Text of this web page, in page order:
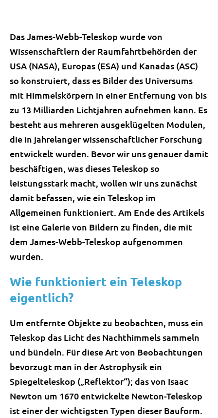
Das James-Webb-Teleskop wurde von
Wissenschaftlern der Raumfahrtbehörden der
USA (NASA), Europas (ESA) und Kanadas (ASC)
so konstruiert, dass es Bilder des Universums
mit Himmelskörpern in einer Entfernung von bis
zu 13 Milliarden Lichtjahren aufnehmen kann. Es
besteht aus mehreren ausgeklügelten Modulen,
die in jahrelanger wissenschaftlicher Forschung
entwickelt wurden. Bevor wir uns genauer damit
beschäftigen, was dieses Teleskop so
leistungsstark macht, wollen wir uns zunächst
damit befassen, wie ein Teleskop im
Allgemeinen funktioniert. Am Ende des Artikels
ist eine Galerie von Bildern zu finden, die mit
dem James-Webb-Teleskop aufgenommen
wurden.
Wie funktioniert ein Teleskop
eigentlich?
Um entfernte Objekte zu beobachten, muss ein
Teleskop das Licht des Nachthimmels sammeln
und bündeln. Für diese Art von Beobachtungen
bevorzugt man in der Astrophysik ein
Spiegelteleskop („Reflektor“); das von Isaac
Newton um 1670 entwickelte Newton-Teleskop
ist einer der wichtigsten Typen dieser Bauform.